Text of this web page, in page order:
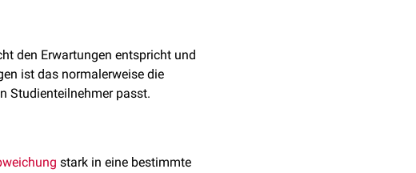
den Erwartungen entspricht und
ist das normalerweise die
Studienteilnehmer passt.
stark in eine bestimmte